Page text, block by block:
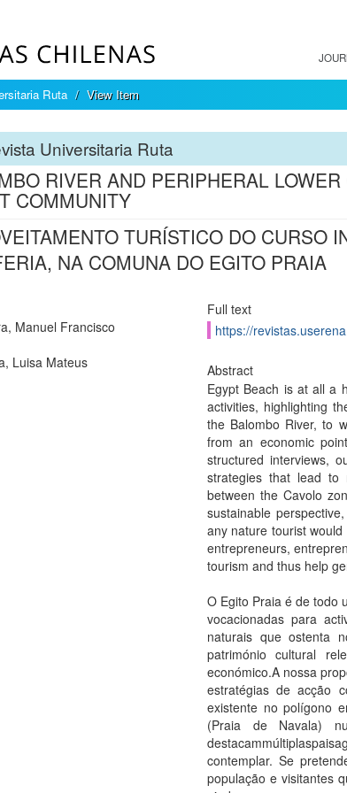
Ruta View Item
Universitaria Ruta
RIVER AND PERIPHERAL
COMMUNITY
TURÍSTICO DO CURSO
NA COMUNA DO EGITO PRAIA
Manuel Francisco
Luisa Mateus
Full text
https://
Abstract
Egypt Beach is at all a
activities, highlighting
the Balombo River, to
from an economic
structured interviews,
strategies that lead to
between the Cavolo
sustainable
any nature tourist
entrepreneurs,
tourism and thus help
O Egito Praia é de todo
vocacionadas para
naturais que ostenta
património cultural
económico.A nossa
estratégias de acção
existente no polígono
(Praia de Navala)
contemplar. Se
população e visitantes